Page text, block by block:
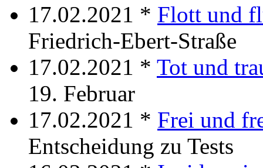
17.02.2021 * Flott und
Friedrich-Ebert-Straße
17.02.2021 * Tot und
19. Februar
17.02.2021 * Frei und
Entscheidung zu Tests